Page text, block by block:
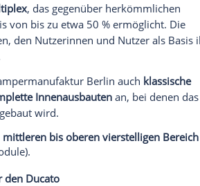
wie Küchenrollenhalter
eineDuschkabinenlösung
ist dieses Badmodul
und nicht als einzelner
zwischen ca. 2.000 bis 5.000
ab ca. 20.000Euro.
Ausbauten mit modularer
die Campermanufaktur Berlin.